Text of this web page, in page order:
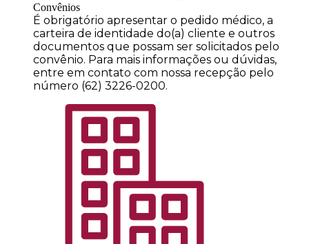
Convênios
É obrigatório apresentar o pedido médico, a
carteira de identidade do(a) cliente e outros
documentos que possam ser solicitados pelo
convênio. Para mais informações ou dúvidas,
entre em contato com nossa recepção pelo
número (62) 3226-0200.